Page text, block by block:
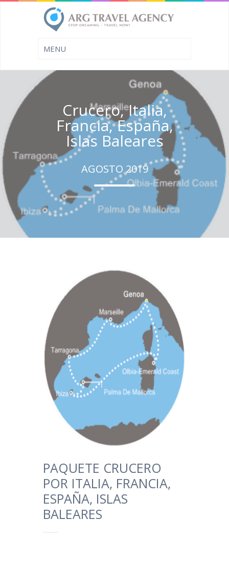
Crucero, Italia,
Francia, España,
Islas Baleares
AGOSTO 2019
PAQUETE CRUCERO
POR ITALIA, FRANCIA,
ESPAÑA, ISLAS
BALEARES